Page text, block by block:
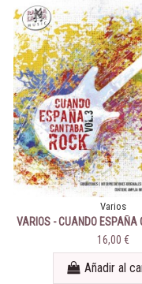
Varios
VARIOS - CUANDO ESPAÑA
VOL. 3
16,00 €
Añadir al